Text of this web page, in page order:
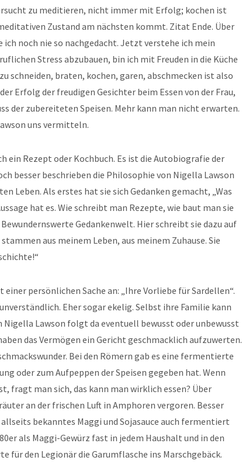
zu meditieren, nicht immer mit Erfolg; kochen ist
Zustand am nächsten kommt. Zitat Ende. Über
noch nie so nachgedacht. Jetzt verstehe ich mein
Stress abzubauen, bin ich mit Freuden in die Küche
schneiden, braten, kochen, garen, abschmecken ist also
Erfolg der freudigen Gesichter beim Essen von der Frau,
der zubereiteten Speisen. Mehr kann man nicht erwarten.
uns vermitteln.
ein Rezept oder Kochbuch. Es ist die Autobiografie der
besser beschrieben die Philosophie von Nigella Lawson
Leben. Als erstes hat sie sich Gedanken gemacht, „Was
hat es. Wie schreibt man Rezepte, wie baut man sie
Gedankenwelt. Hier schreibt sie dazu auf
aus meinem Leben, aus meinem Zuhause. Sie
persönlichen Sache an: „Ihre Vorliebe für Sardellen“.
Eher sogar ekelig. Selbst ihre Familie kann
Lawson folgt da eventuell bewusst oder unbewusst
das Vermögen ein Gericht geschmacklich aufzuwerten.
Bei den Römern gab es eine fermentierte
oder zum Aufpeppen der Speisen gegeben hat. Wenn
fragt man sich, das kann man wirklich essen? Über
an der frischen Luft in Amphoren vergoren. Besser
bekanntes Maggi und Sojasauce auch fermentiert
als Maggi-Gewürz fast in jedem Haushalt und in den
für den Legionär die Garumflasche ins Marschgebäck.